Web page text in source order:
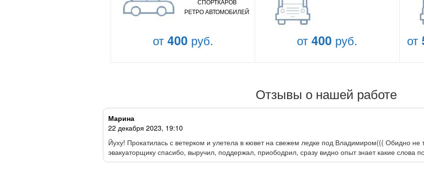
СПОРТКАРОВ
РЕТРО АВТОМОБИЛЕЙ
от400 руб. от400 руб. от
Отзывы о нашей работе
Марина
22 декабря 2023, 19:10
Йуху! Прокатилась с ветерком и улетела в кювет на свежем ледке под Владимиром((( Обидно
эвакуаторщику спасибо, выручил, поддержал, приободрил, сразу видно опыт знает какие слова